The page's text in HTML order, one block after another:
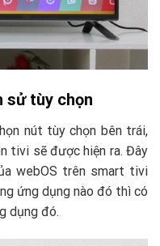
sử tùy chọn
nút tùy chọn bên trái,
tivi sẽ được hiện ra. Đây
webOS trên smart tivi
ứng dụng nào đó thì có
dụng đó.